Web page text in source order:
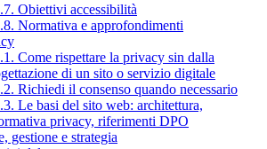
Obiettivi accessibilità
Normativa e approfondimenti
Come rispettare la privacy sin dalla
di un sito o servizio digitale
Richiedi il consenso quando necessario
Le basi del sito web: architettura,
privacy, riferimenti DPO
gestione e strategia